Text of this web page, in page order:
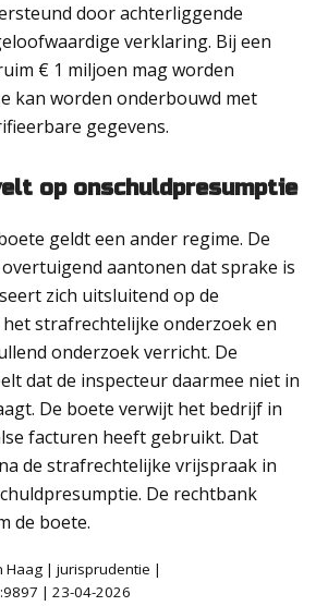
door achterliggende
verklaring. Bij een
€ 1 miljoen mag worden
kan worden onderbouwd met
gegevens.
op onschuldpresumptie
geldt een ander regime. De
aantonen dat sprake is
zich uitsluitend op de
strafrechtelijke onderzoek en
onderzoek verricht. De
dat de inspecteur daarmee niet in
De boete verwijt het bedrijf in
facturen heeft gebruikt. Dat
de strafrechtelijke vrijspraak in
De rechtbank
de boete.
Haag | jurisprudentie |
| 23-04-2026